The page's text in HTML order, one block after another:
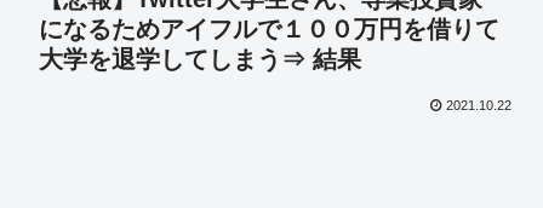
になるためアイフルで１００万円を借りて
大学を退学してしまう⇒ 結果
2021.10.22